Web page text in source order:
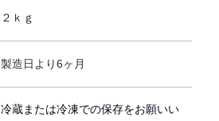
２ｋｇ
製造日より6ヶ月
冷蔵または冷凍での保存をお願いい